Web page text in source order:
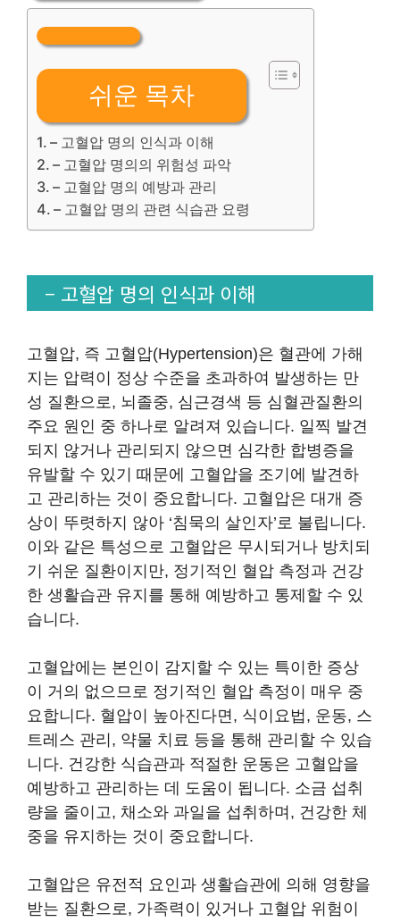
쉬운 목차
– 고혈압 명의 인식과 이해
– 고혈압 명의의 위험성 파악
– 고혈압 명의 예방과 관리
– 고혈압 명의 관련 식습관 요령
– 고혈압 명의 인식과 이해
고혈압, 즉 고혈압(Hypertension)은 혈관에 가해
지는 압력이 정상 수준을 초과하여 발생하는 만
성 질환으로, 뇌졸중, 심근경색 등 심혈관질환의
주요 원인 중 하나로 알려져 있습니다. 일찍 발견
되지 않거나 관리되지 않으면 심각한 합병증을
유발할 수 있기 때문에 고혈압을 조기에 발견하
고 관리하는 것이 중요합니다. 고혈압은 대개 증
상이 뚜렷하지 않아 ‘침묵의 살인자’로 불립니다.
이와 같은 특성으로 고혈압은 무시되거나 방치되
기 쉬운 질환이지만, 정기적인 혈압 측정과 건강
한 생활습관 유지를 통해 예방하고 통제할 수 있
습니다.
고혈압에는 본인이 감지할 수 있는 특이한 증상
이 거의 없으므로 정기적인 혈압 측정이 매우 중
요합니다. 혈압이 높아진다면, 식이요법, 운동, 스
트레스 관리, 약물 치료 등을 통해 관리할 수 있습
니다. 건강한 식습관과 적절한 운동은 고혈압을
예방하고 관리하는 데 도움이 됩니다. 소금 섭취
량을 줄이고, 채소와 과일을 섭취하며, 건강한 체
중을 유지하는 것이 중요합니다.
고혈압은 유전적 요인과 생활습관에 의해 영향을
받는 질환으로, 가족력이 있거나 고혈압 위험이